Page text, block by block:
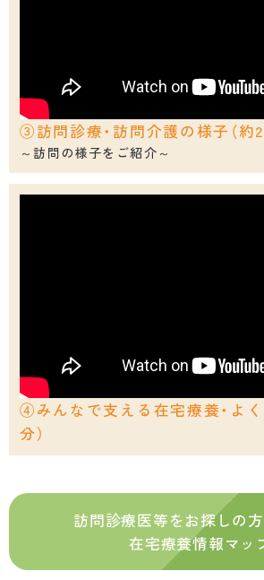
③訪問診療・訪問介護の様子（約
～訪問の様子をご紹介～
④みんなで支える在宅療養・よく
分）
訪問診療医等をお探しの
在宅療養情報マッ